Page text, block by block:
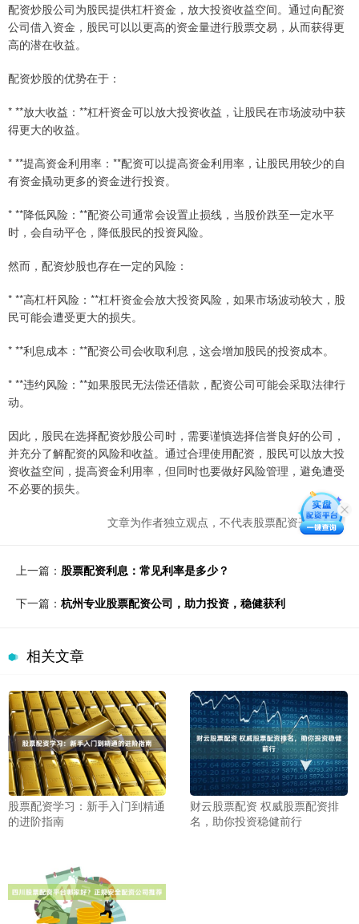
配资炒股公司为股民提供杠杆资金，放大投资收益空间。通过向配资
公司借入资金，股民可以以更高的资金量进行股票交易，从而获得更
高的潜在收益。
配资炒股的优势在于：
* **放大收益：**杠杆资金可以放大投资收益，让股民在市场波动中获
得更大的收益。
* **提高资金利用率：**配资可以提高资金利用率，让股民用较少的自
有资金撬动更多的资金进行投资。
* **降低风险：**配资公司通常会设置止损线，当股价跌至一定水平
时，会自动平仓，降低股民的投资风险。
然而，配资炒股也存在一定的风险：
* **高杠杆风险：**杠杆资金会放大投资风险，如果市场波动较大，股
民可能会遭受更大的损失。
* **利息成本：**配资公司会收取利息，这会增加股民的投资成本。
* **违约风险：**如果股民无法偿还借款，配资公司可能会采取法律行
动。
因此，股民在选择配资炒股公司时，需要谨慎选择信誉良好的公司，
并充分了解配资的风险和收益。通过合理使用配资，股民可以放大投
资收益空间，提高资金利用率，但同时也要做好风险管理，避免遭受
不必要的损失。
文章为作者独立观点，不代表股票配资开户观点
上一篇： 股票配资利息：常见利率是多少？
下一篇： 杭州专业股票配资公司，助力投资，稳健获利
相关文章
股票配资学习：新手入门到精通
的进阶指南
财云股票配资 权威股票配资排
名，助你投资稳健前行